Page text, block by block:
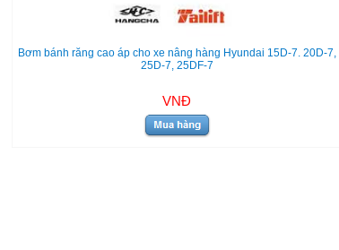
Bơm bánh răng cao áp cho xe nâng hàng Hyundai 15D-7. 20D-7,
25D-7, 25DF-7
VNĐ